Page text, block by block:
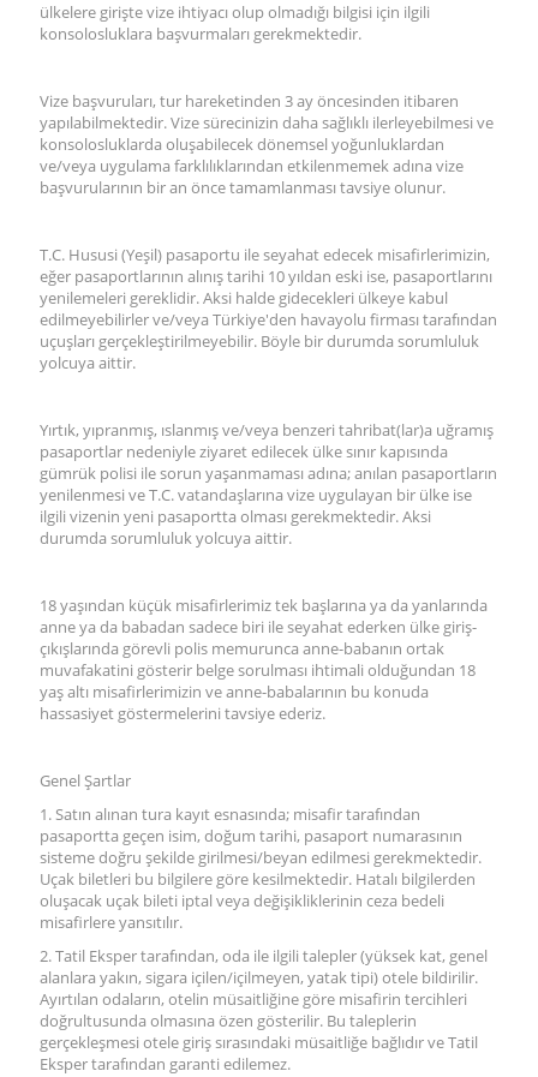
ülkelere girişte vize ihtiyacı olup olmadığı bilgisi için ilgili
konsolosluklara başvurmaları gerekmektedir.
Vize başvuruları, tur hareketinden 3 ay öncesinden itibaren
yapılabilmektedir. Vize sürecinizin daha sağlıklı ilerleyebilmesi ve
konsolosluklarda oluşabilecek dönemsel yoğunluklardan
ve/veya uygulama farklılıklarından etkilenmemek adına vize
başvurularının bir an önce tamamlanması tavsiye olunur.
T.C. Hususi (Yeşil) pasaportu ile seyahat edecek misafirlerimizin,
eğer pasaportlarının alınış tarihi 10 yıldan eski ise, pasaportlarını
yenilemeleri gereklidir. Aksi halde gidecekleri ülkeye kabul
edilmeyebilirler ve/veya Türkiye'den havayolu firması tarafından
uçuşları gerçekleştirilmeyebilir. Böyle bir durumda sorumluluk
yolcuya aittir.
Yırtık, yıpranmış, ıslanmış ve/veya benzeri tahribat(lar)a uğramış
pasaportlar nedeniyle ziyaret edilecek ülke sınır kapısında
gümrük polisi ile sorun yaşanmaması adına; anılan pasaportların
yenilenmesi ve T.C. vatandaşlarına vize uygulayan bir ülke ise
ilgili vizenin yeni pasaportta olması gerekmektedir. Aksi
durumda sorumluluk yolcuya aittir.
18 yaşından küçük misafirlerimiz tek başlarına ya da yanlarında
anne ya da babadan sadece biri ile seyahat ederken ülke giriş-
çıkışlarında görevli polis memurunca anne-babanın ortak
muvafakatini gösterir belge sorulması ihtimali olduğundan 18
yaş altı misafirlerimizin ve anne-babalarının bu konuda
hassasiyet göstermelerini tavsiye ederiz.
Genel Şartlar
1. Satın alınan tura kayıt esnasında; misafir tarafından
pasaportta geçen isim, doğum tarihi, pasaport numarasının
sisteme doğru şekilde girilmesi/beyan edilmesi gerekmektedir.
Uçak biletleri bu bilgilere göre kesilmektedir. Hatalı bilgilerden
oluşacak uçak bileti iptal veya değişikliklerinin ceza bedeli
misafirlere yansıtılır.
2. Tatil Eksper tarafından, oda ile ilgili talepler (yüksek kat, genel
alanlara yakın, sigara içilen/içilmeyen, yatak tipi) otele bildirilir.
Ayırtılan odaların, otelin müsaitliğine göre misafirin tercihleri
doğrultusunda olmasına özen gösterilir. Bu taleplerin
gerçekleşmesi otele giriş sırasındaki müsaitliğe bağlıdır ve Tatil
Eksper tarafından garanti edilemez.